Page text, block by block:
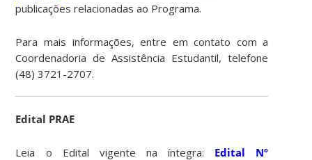
publicações relacionadas ao Programa.
Para mais informações, entre em contato com a
Coordenadoria de Assistência Estudantil, telefone
(48) 3721-2707.
Edital PRAE
Leia o Edital vigente na íntegra: Edital Nº